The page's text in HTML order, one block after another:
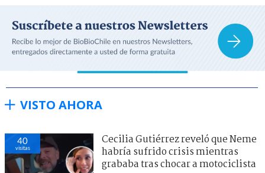
VISTO AHORA
40
visitas
Cecilia Gutiérrez reveló que Neme
habría sufrido crisis mientras
grababa tras chocar a motociclista